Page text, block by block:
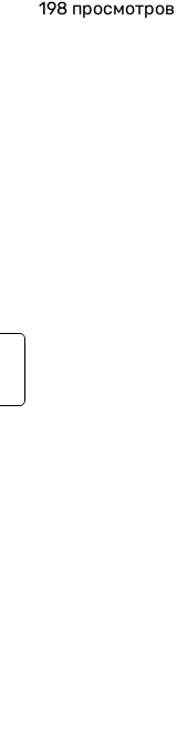
198 просмотров